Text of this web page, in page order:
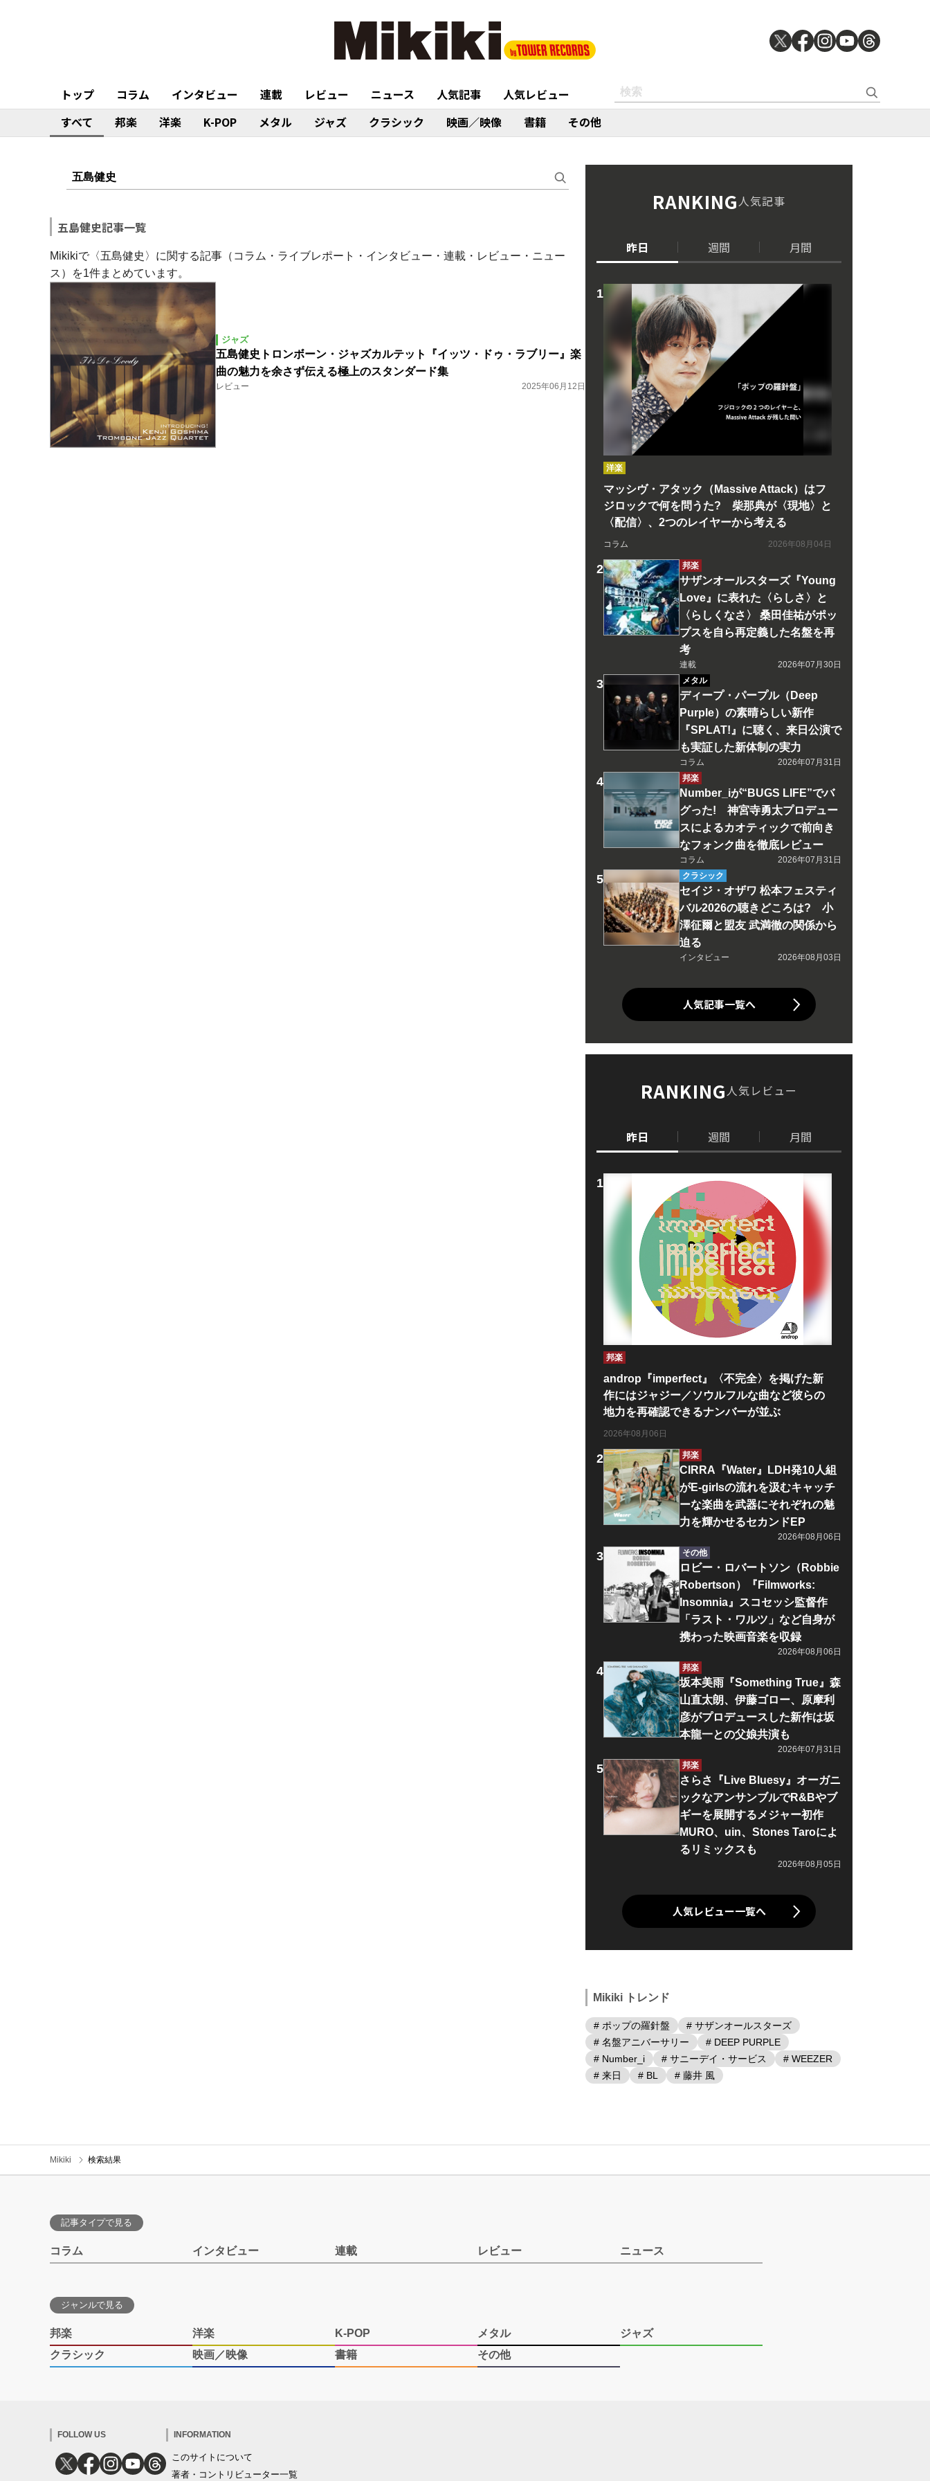
トップ コラム インタビュー 連載 レビュー ニュース 人気記事
人気レビュー
すべて
邦楽 洋楽 K-POP メタル ジャズ クラシック 映画／映像 書籍 その他
五島健史記事一覧
Mikikiで〈五島健史〉に関する記事（コラム・ライブレポート・インタビュー・連載・レビュー・ニュー
ス）を1件まとめています。
ジャズ
五島健史トロンボーン・ジャズカルテット『イッツ・ドゥ・ラブリー』楽
曲の魅力を余さず伝える極上のスタンダード集
レビュー 2025年06月12日
RANKING人気記事
昨日 週間 月間
洋楽
マッシヴ・アタック（Massive Attack）はフ
ジロックで何を問うた? 柴那典が〈現地〉と
〈配信〉、2つのレイヤーから考える
コラム 2026年08月04日
邦楽
サザンオールスターズ『Young
Love』に表れた〈らしさ〉と
〈らしくなさ〉 桑田佳祐がポッ
プスを自ら再定義した名盤を再
考
連載
2026年07月30日
メタル
ディープ・パープル（Deep
Purple）の素晴らしい新作
『SPLAT!』に聴く、来日公演で
も実証した新体制の実力
コラム
2026年07月31日
邦楽
Number_iが“BUGS LIFE”でバ
グった! 神宮寺勇太プロデュー
スによるカオティックで前向き
なフォンク曲を徹底レビュー
コラム
2026年07月31日
クラシック
セイジ・オザワ 松本フェスティ
バル2026の聴きどころは? 小
澤征爾と盟友 武満徹の関係から
迫る
インタビュー 2026年08月03日
人気記事一覧へ
RANKING人気レビュー
昨日 週間 月間
邦楽
androp『imperfect』〈不完全〉を掲げた新
作にはジャジー／ソウルフルな曲など彼らの
地力を再確認できるナンバーが並ぶ
2026年08月06日
邦楽
CIRRA『Water』LDH発10人組
がE-girlsの流れを汲むキャッチ
ーな楽曲を武器にそれぞれの魅
力を輝かせるセカンドEP
2026年08月06日
その他
ロビー・ロバートソン（Robbie
Robertson）『Filmworks:
Insomnia』スコセッシ監督作
「ラスト・ワルツ」など自身が
携わった映画音楽を収録
2026年08月06日
邦楽
坂本美雨『Something True』森
山直太朗、伊藤ゴロー、原摩利
彦がプロデュースした新作は坂
本龍一との父娘共演も
2026年07月31日
邦楽
さらさ『Live Bluesy』オーガニ
ックなアンサンブルでR&Bやブ
ギーを展開するメジャー初作
MURO、uin、Stones Taroによ
るリミックスも
2026年08月05日
人気レビュー一覧へ
Mikiki トレンド
# ポップの羅針盤
# サザンオールスターズ
# 名盤アニバーサリー
# DEEP PURPLE
# Number_i
# サニーデイ・サービス
# WEEZER
# 来日
# BL # 藤井 風
Mikiki 検索結果
記事タイプで見る
コラム インタビュー 連載 レビュー ニュース
ジャンルで見る
邦楽 洋楽 K-POP メタル
ジャズ
クラシック
映画／映像 書籍 その他
FOLLOW US INFORMATION
このサイトについて
著者・コントリビューター一覧